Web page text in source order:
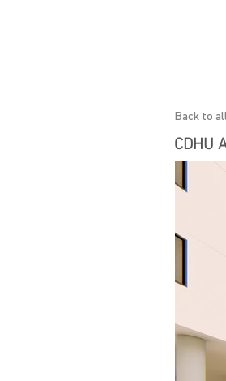
Back to
CDHU